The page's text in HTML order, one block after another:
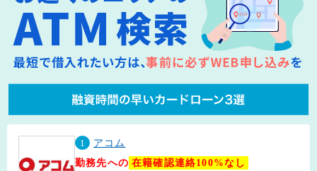
どに基づき、公平性を担保した情報提供を行っています。
>提携企業一覧
1
アコム
勤務先への 在籍確認連絡100%なし